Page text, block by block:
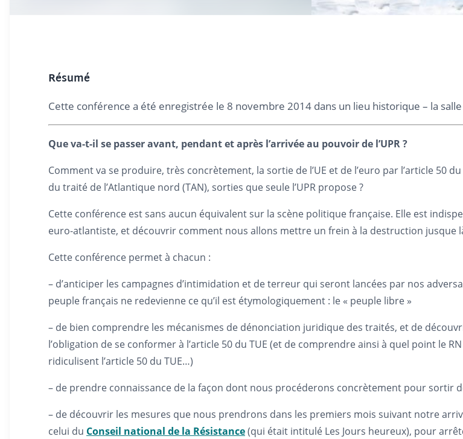
Résumé
Cette conférence a été enregistrée le 8 novembre 2014 dans un lieu historique – la
Que va-t-il se passer avant, pendant et après l’arrivée au pouvoir de l’UPR ?
Comment va se produire, très concrètement, la sortie de l’UE et de l’euro par l’article 50
du traité de l’Atlantique nord (TAN), sorties que seule l’UPR propose ?
Cette conférence est sans aucun équivalent sur la scène politique française. Elle est
euro-atlantiste, et découvrir comment nous allons mettre un frein à la destruction jusque là
Cette conférence permet à chacun :
– d’anticiper les campagnes d’intimidation et de terreur qui seront lancées par nos
peuple français ne redevienne ce qu’il est étymologiquement : le « peuple libre »
– de bien comprendre les mécanismes de dénonciation juridique des traités, et de
l’obligation de se conformer à l’article 50 du TUE (et de comprendre ainsi à quel point le
ridiculisent l’article 50 du TUE…)
– de prendre connaissance de la façon dont nous procéderons concrètement pour sortir
– de découvrir les mesures que nous prendrons dans les premiers mois suivant notre
celui du Conseil national de la Résistance(qui était intitulé Les Jours heureux), pour